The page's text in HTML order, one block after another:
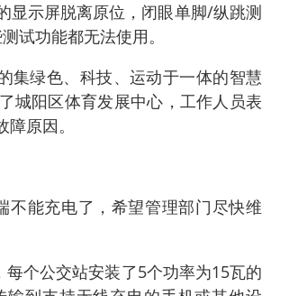
显示屏脱离原位，闭眼单脚/纵跳测
试功能都无法使用。
集绿色、科技、运动于一体的智慧
城阳区体育发展中心，工作人员表
原因。
不能充电了，希望管理部门尽快维
个公交站安装了5个功率为15瓦的